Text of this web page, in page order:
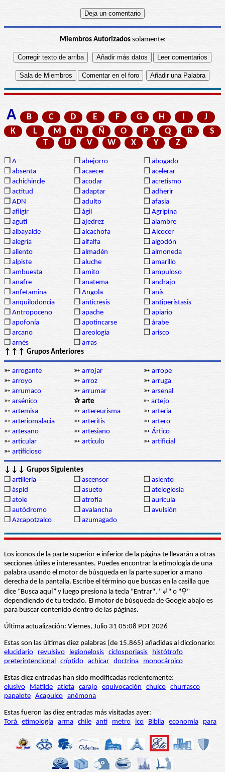
Miembros Autorizadossolamente:
A B C D E F G H
J
K
L M N Ñ O P Q R
S
T
U V W X Y Z
❒ A ❒ abejorro ❒ abogado
❒ absenta ❒ acaecer ❒ acelerar
❒ achichincle ❒ acodar ❒ acretismo
❒ actitud ❒ adaptar ❒ adherir
❒ ADN ❒ adulto ❒ afasia
❒ afligir ❒ ágil ❒ Agripina
❒ agutí ❒ ajedrez ❒ alambre
❒ albayalde ❒ alcachofa ❒ Alcocer
❒ alegría ❒ alfalfa ❒ algodón
❒ aliento ❒ almadén ❒ almoneda
❒ alpiste ❒ aluche ❒ amarillo
❒ ambuesta ❒ amito ❒ ampuloso
❒ anafre ❒ anatema ❒ andrajo
❒ anfetamina ❒ Angola ❒ anís
❒ anquilodoncia ❒ anticresis ❒ antiperístasis
❒ Antropoceno ❒ apache ❒ apiario
❒ apofonía ❒ apotincarse ❒ árabe
❒ arcano ❒ areología ❒ arisco
❒ arnés ❒ arras
↑↑↑ Grupos Anteriores
➳ arrogante ➳ arrojar ➳ arrope
➳ arroyo ➳ arroz ➳ arruga
➳ arrumaco ➳ arrumar ➳ arsenal
➳ arsénico ✰ arte ➳ artejo
➳ artemisa ➳ artereurisma ➳ arteria
➳ arteriomalacia ➳ arteritis ➳ artero
➳ artesano ➳ artesiano ➳ Ártico
➳ articular ➳ artículo ➳ artificial
➳ artificioso
↓↓↓ Grupos Siguientes
❒ artillería ❒ ascensor ❒ asiento
❒ áspid ❒ asueto ❒ ateloglosia
❒ atole ❒ atrofia ❒ aurícula
❒ autódromo ❒ avalancha ❒ avulsión
❒ Azcapotzalco ❒ azumagado
Los iconos de la parte superior e inferior de la página te llevarán a otras
secciones útiles e interesantes. Puedes encontrar la etimología de una
palabra usando el motor de búsqueda en la parte superior a mano
derecha de la pantalla. Escribe el término que buscas en la casilla que
dice “Busca aquí” y luego presiona la tecla "Entrar", "↲" o "⚲"
dependiendo de tu teclado. El motor de búsqueda de Google abajo es
para buscar contenido dentro de las páginas.
Última actualización: Viernes, Julio 31 05:08 PDT 2026
Estas son las últimas diez palabras (de 15.865) añadidas al diccionario:
elucidario
revulsivo legionelosis ciclosporiasis
histótrofo
preterintencional
críptido achicar doctrina monocárpico
Estas diez entradas han sido modificadas recientemente:
elusivo
Matilde atleta carajo equivocación chuico churrasco
papalote Acapulco anémona
Estas fueron las diez entradas más visitadas ayer:
Torá etimología arma chile anti metro ico Biblia economía para